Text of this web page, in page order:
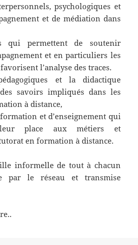
psychologiques et
et de médiation dans
qui permettent de soutenir
et en particuliers les
l’analyse des traces.
et la didactique
savoirs impliqués dans les
à distance,
et d’enseignement qui
leur place aux métiers et
en formation à distance.
informelle de tout à chacun
par le réseau et transmise